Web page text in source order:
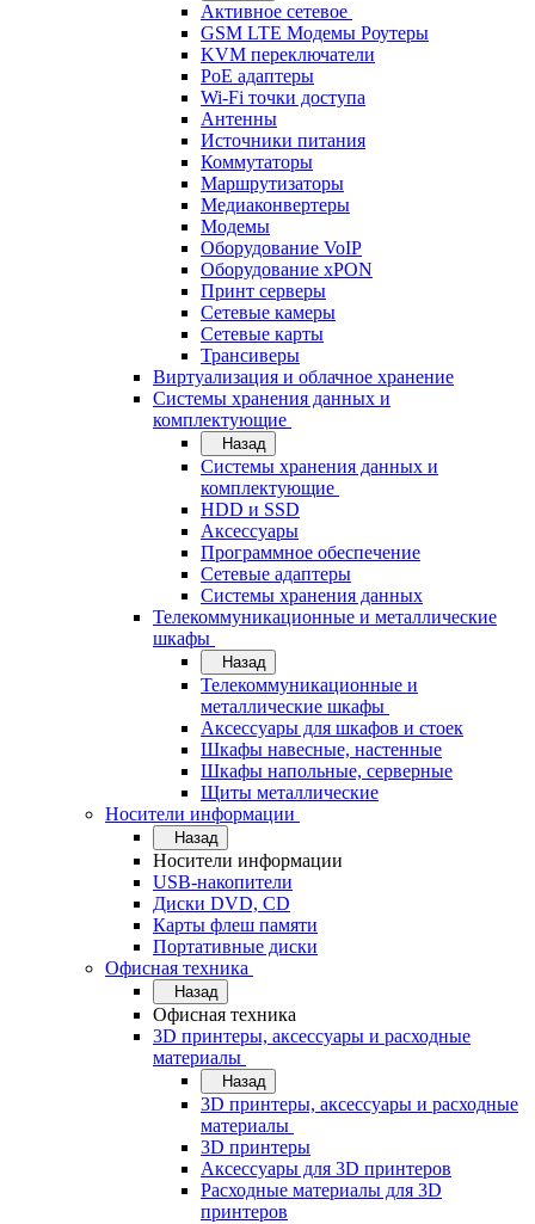
Активное сетевое
GSM LTE Модемы Роутеры
KVM переключатели
PoE адаптеры
Wi-Fi точки доступа
Антенны
Источники питания
Коммутаторы
Маршрутизаторы
Медиаконвертеры
Модемы
Оборудование VoIP
Оборудование xPON
Принт серверы
Сетевые камеры
Сетевые карты
Трансиверы
Виртуализация и облачное хранение
Системы хранения данных и
комплектующие
Назад
Системы хранения данных и
комплектующие
HDD и SSD
Аксессуары
Программное обеспечение
Сетевые адаптеры
Системы хранения данных
Телекоммуникационные и металлические
шкафы
Назад
Телекоммуникационные и
металлические шкафы
Аксессуары для шкафов и стоек
Шкафы навесные, настенные
Шкафы напольные, серверные
Щиты металлические
Носители информации
Назад
Носители информации
USB-накопители
Диски DVD, CD
Карты флеш памяти
Портативные диски
Офисная техника
Назад
Офисная техника
3D принтеры, аксессуары и расходные
материалы
Назад
3D принтеры, аксессуары и расходные
материалы
3D принтеры
Аксессуары для 3D принтеров
Расходные материалы для 3D
принтеров